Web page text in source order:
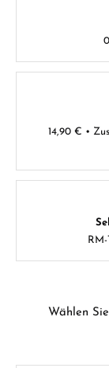
14,90 € •
Wählen